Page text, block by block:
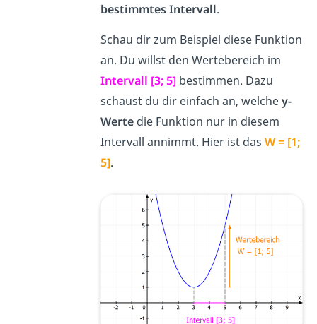
bestimmtes Intervall.
Schau dir zum Beispiel diese Funktion
an. Du willst den Wertebereich im
Intervall [3; 5] bestimmen. Dazu
schaust du dir einfach an, welchey-
Wertedie Funktion nur in diesem
Intervall annimmt. Hier ist das W = [1;
5].